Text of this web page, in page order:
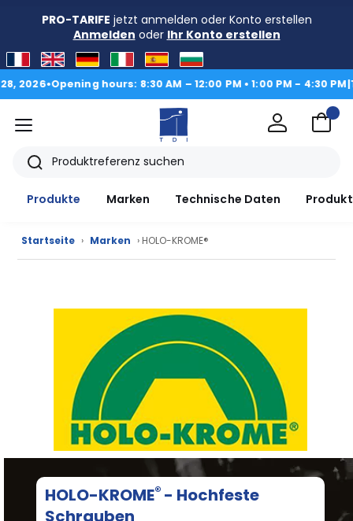
PRO-TARIFE jetzt anmelden oder Konto erstellen
Anmelden oder Ihr Konto erstellen
hours: 8:30 AM – 12:00 PM • 1:00 PM - 4:30 PM| TDI
Produkte
Menü
Suche
Produkte
Marken Technische Daten
Startseite › Marken › HOLO-KROME®
HOLO-KROME® - Hochfeste